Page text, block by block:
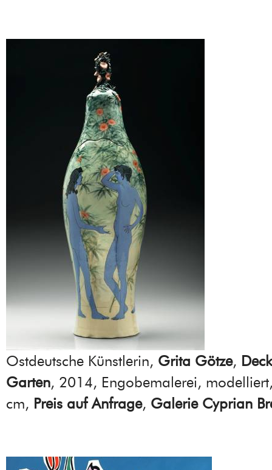
Ostdeutsche Künstlerin, Grita Götze,
Garten, 2014, Engobemalerei,
cm, Preis auf Anfrage, Galerie Cyprian